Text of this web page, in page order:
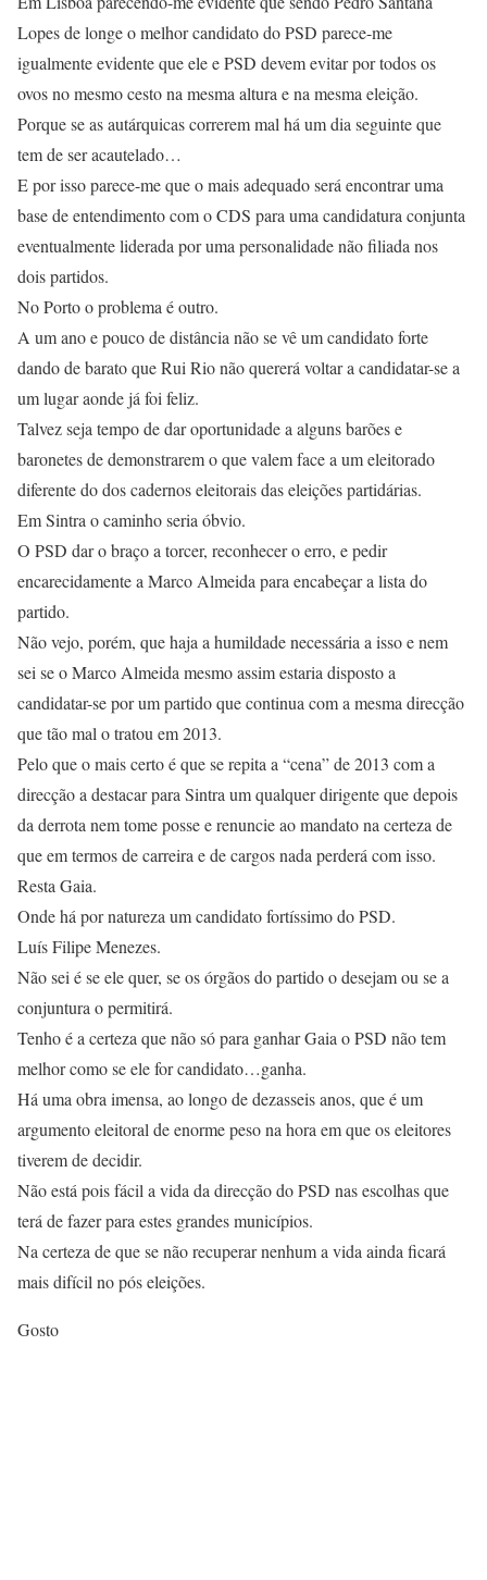
Lopes de longe o melhor candidato do PSD parece-me
igualmente evidente que ele e PSD devem evitar por todos os
ovos no mesmo cesto na mesma altura e na mesma eleição.
Porque se as autárquicas correrem mal há um dia seguinte que
tem de ser acautelado…
E por isso parece-me que o mais adequado será encontrar uma
base de entendimento com o CDS para uma candidatura conjunta
eventualmente liderada por uma personalidade não filiada nos
dois partidos.
No Porto o problema é outro.
A um ano e pouco de distância não se vê um candidato forte
dando de barato que Rui Rio não quererá voltar a candidatar-se a
um lugar aonde já foi feliz.
Talvez seja tempo de dar oportunidade a alguns barões e
baronetes de demonstrarem o que valem face a um eleitorado
diferente do dos cadernos eleitorais das eleições partidárias.
Em Sintra o caminho seria óbvio.
O PSD dar o braço a torcer, reconhecer o erro, e pedir
encarecidamente a Marco Almeida para encabeçar a lista do
partido.
Não vejo, porém, que haja a humildade necessária a isso e nem
sei se o Marco Almeida mesmo assim estaria disposto a
candidatar-se por um partido que continua com a mesma direcção
que tão mal o tratou em 2013.
Pelo que o mais certo é que se repita a “cena” de 2013 com a
direcção a destacar para Sintra um qualquer dirigente que depois
da derrota nem tome posse e renuncie ao mandato na certeza de
que em termos de carreira e de cargos nada perderá com isso.
Resta Gaia.
Onde há por natureza um candidato fortíssimo do PSD.
Luís Filipe Menezes.
Não sei é se ele quer, se os órgãos do partido o desejam ou se a
conjuntura o permitirá.
Tenho é a certeza que não só para ganhar Gaia o PSD não tem
melhor como se ele for candidato…ganha.
Há uma obra imensa, ao longo de dezasseis anos, que é um
argumento eleitoral de enorme peso na hora em que os eleitores
tiverem de decidir.
Não está pois fácil a vida da direcção do PSD nas escolhas que
terá de fazer para estes grandes municípios.
Na certeza de que se não recuperar nenhum a vida ainda ficará
mais difícil no pós eleições.
Gosto